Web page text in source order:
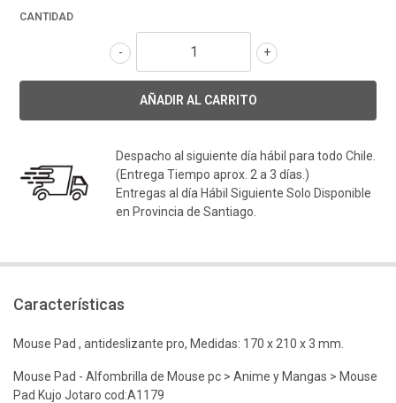
CANTIDAD
+
-
Despacho al siguiente día hábil para todo Chile.
(Entrega Tiempo aprox. 2 a 3 días.)
Entregas al día Hábil Siguiente Solo Disponible
en Provincia de Santiago.
Características
Mouse Pad , antideslizante pro, Medidas: 170 x 210 x 3 mm.
Mouse Pad - Alfombrilla de Mouse pc > Anime y Mangas > Mouse
Pad Kujo Jotaro cod:A1179